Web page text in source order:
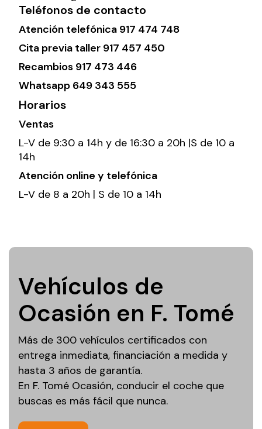
Teléfonos de contacto
Atención telefónica 917 474 748
Cita previa taller 917 457 450
Recambios 917 473 446
Whatsapp 649 343 555
Horarios
Ventas
L-V de 9:30 a 14h y de 16:30 a 20h |S de 10 a
14h
Atención online y telefónica
L-V de 8 a 20h | S de 10 a 14h
Vehículos de
Ocasión en F. Tomé
Más de 300 vehículos certificados con
entrega inmediata, financiación a medida y
hasta 3 años de garantía.
En F. Tomé Ocasión, conducir el coche que
buscas es más fácil que nunca.